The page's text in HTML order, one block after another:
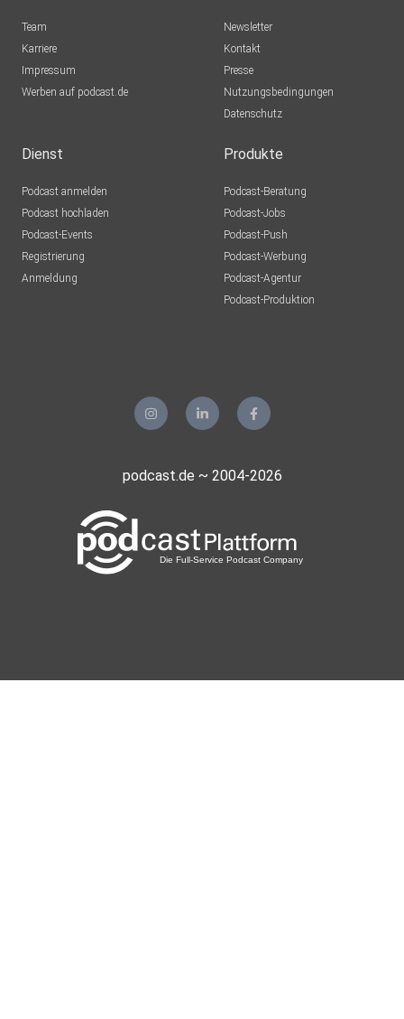
Team
Karriere
Impressum
Werben auf podcast.de
Newsletter
Kontakt
Presse
Nutzungsbedingungen
Datenschutz
Dienst
Podcast anmelden
Podcast hochladen
Podcast-Events
Registrierung
Anmeldung
Produkte
Podcast-Beratung
Podcast-Jobs
Podcast-Push
Podcast-Werbung
Podcast-Agentur
Podcast-Produktion
podcast.de ~ 2004-2026